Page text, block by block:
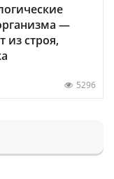
—
из строя,
5296